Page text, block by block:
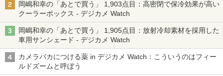
岡嶋和幸の「あとで買う」 1,903点目：高密閉で保冷効果が高い
クーラーボックス - デジカメ Watch
岡嶋和幸の「あとで買う」 1,905点目：放射冷却素材を採用した
車用サンシェード - デジカメ Watch
カメラバカにつける薬 in デジカメ Watch：こういうのはフィー
ルドズームと呼ぼう